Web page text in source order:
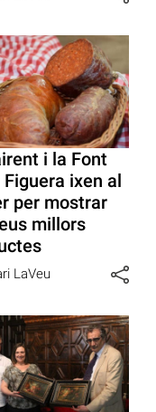
i la Font
Figuera ixen al
per mostrar
millors
LaVeu